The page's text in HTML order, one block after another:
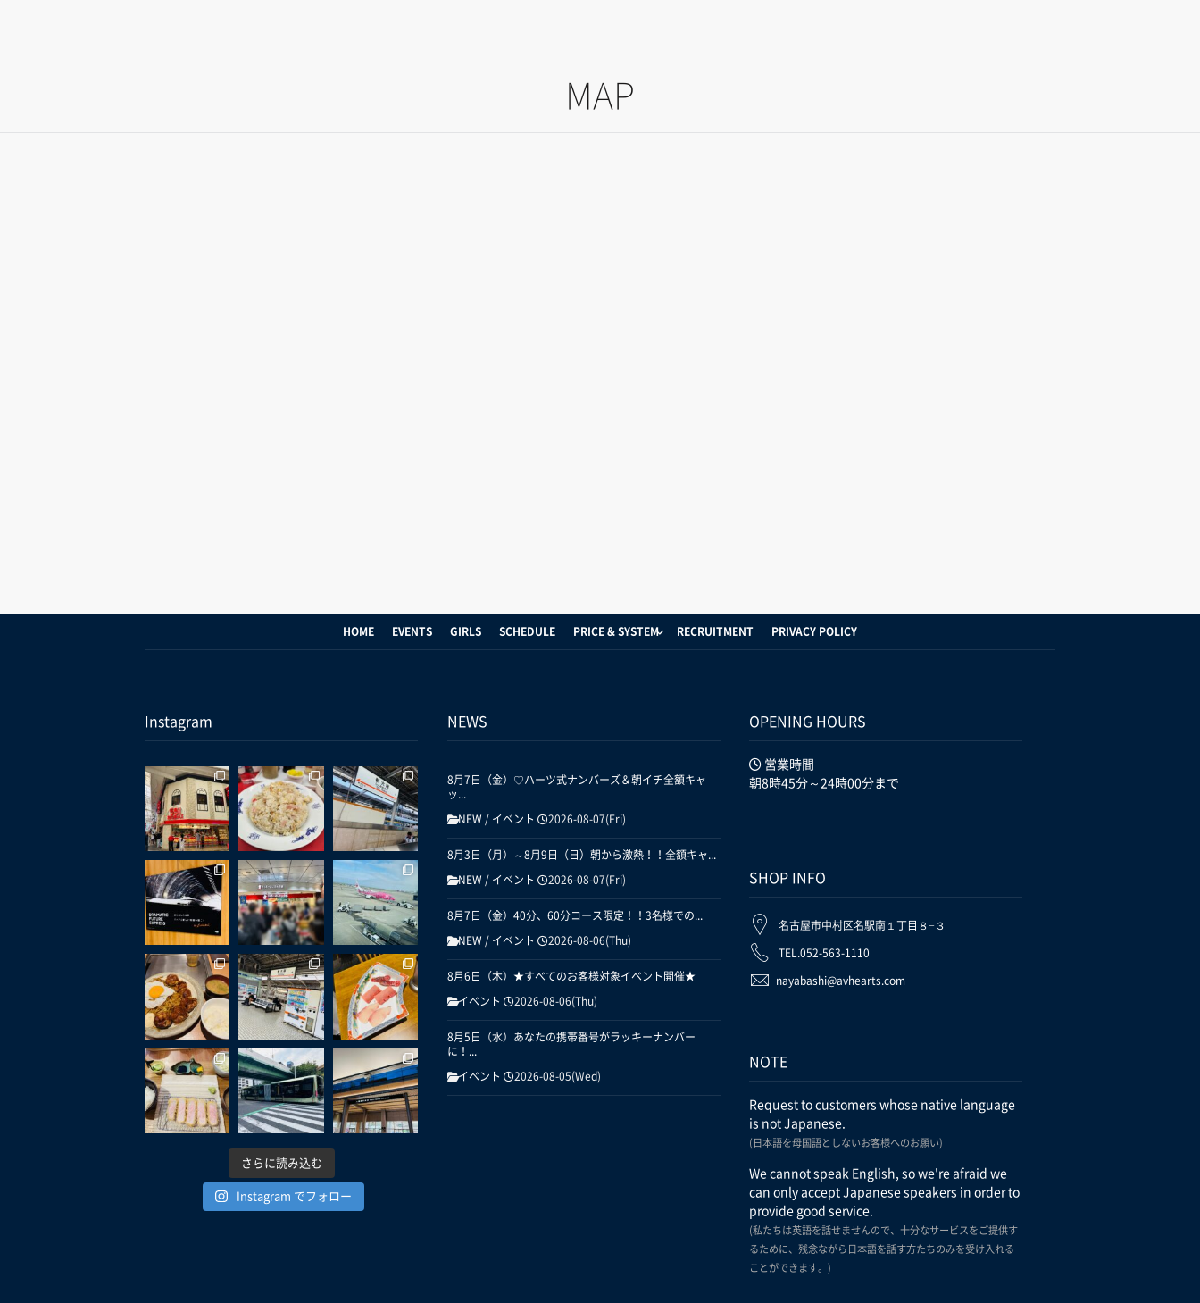
MAP
HOME EVENTS GIRLS SCHEDULE PRICE & SYSTEM RECRUITMENT PRIVACY POLICY
Instagram
さらに読み込む
Instagram でフォロー
NEWS
8月7日（金）♡ハーツ式ナンバーズ＆朝イチ全額キャ
ッ...
NEW / イベント 2026-08-07(Fri)
8月3日（月）～8月9日（日）朝から激熱！！全額キャ...
NEW / イベント 2026-08-07(Fri)
8月7日（金）40分、60分コース限定！！3名様での...
NEW / イベント 2026-08-06(Thu)
8月6日（木）★すべてのお客様対象イベント開催★
イベント 2026-08-06(Thu)
8月5日（水）あなたの携帯番号がラッキーナンバー
に！...
イベント 2026-08-05(Wed)
OPENING HOURS
営業時間
朝8時45分～24時00分まで
SHOP INFO
名古屋市中村区名駅南１丁目８−３
TEL.052-563-1110
nayabashi@avhearts.com
NOTE
Request to customers whose native language
is not Japanese.
(日本語を母国語としないお客様へのお願い)
We cannot speak English, so we're afraid we
can only accept Japanese speakers in order to
provide good service.
(私たちは英語を話せませんので、十分なサービスをご提供す
るために、残念ながら日本語を話す方たちのみを受け入れる
ことができます。)